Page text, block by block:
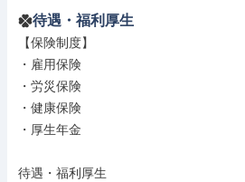
待遇・福利厚生
【保険制度】
・雇用保険
・労災保険
・健康保険
・厚生年金
待遇・福利厚生